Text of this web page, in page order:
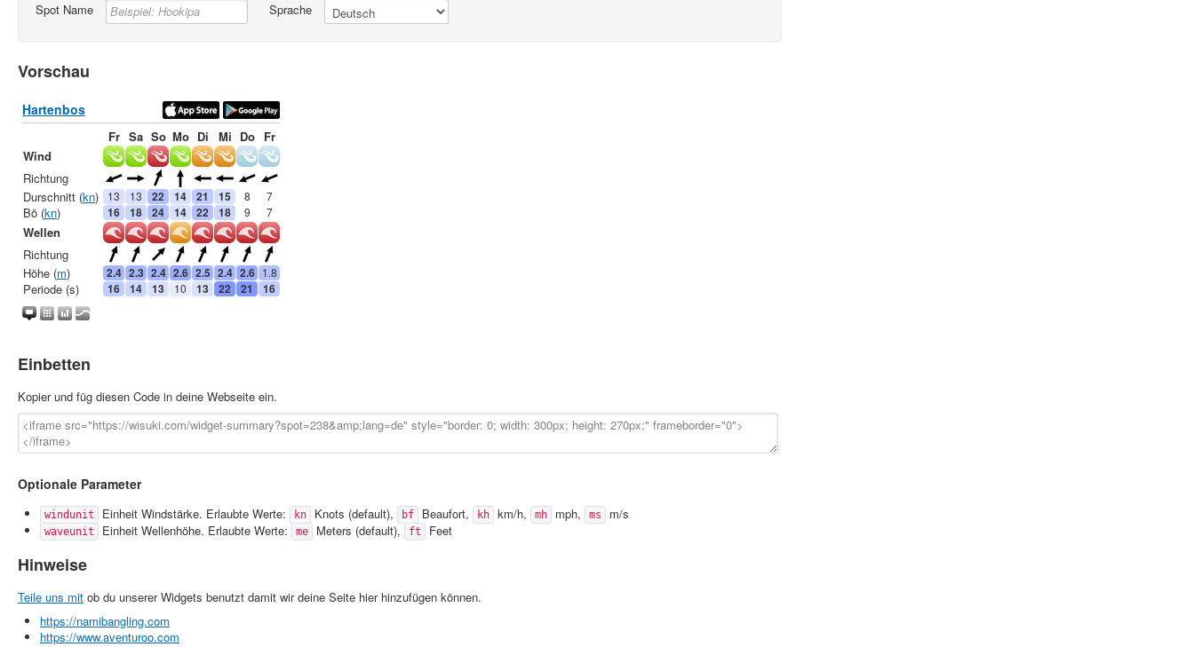
Spot Name Sprache
Vorschau
Einbetten
Kopier und füg diesen Code in deine Webseite ein.
Optionale Parameter
windunit Einheit Windstärke. Erlaubte Werte: kn Knots (default), bf Beaufort, kh km/h, mh mph, ms m/s
waveunit Einheit Wellenhöhe. Erlaubte Werte: me Meters (default), ft Feet
Hinweise
Teile uns mit ob du unserer Widgets benutzt damit wir deine Seite hier hinzufügen können.
https://namibangling.com
https://www.aventuroo.com